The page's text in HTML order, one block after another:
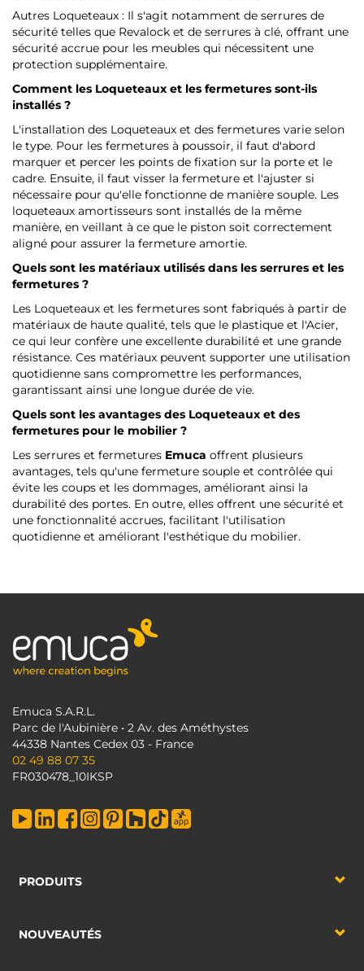
Autres Loqueteaux : Il s'agit notamment de serrures de
sécurité telles que Revalock et de serrures à clé, offrant une
sécurité accrue pour les meubles qui nécessitent une
protection supplémentaire.
Comment les Loqueteaux et les fermetures sont-ils
installés ?
L'installation des Loqueteaux et des fermetures varie selon
le type. Pour les fermetures à poussoir, il faut d'abord
marquer et percer les points de fixation sur la porte et le
cadre. Ensuite, il faut visser la fermeture et l'ajuster si
nécessaire pour qu'elle fonctionne de manière souple. Les
loqueteaux amortisseurs sont installés de la même
manière, en veillant à ce que le piston soit correctement
aligné pour assurer la fermeture amortie.
Quels sont les matériaux utilisés dans les serrures et les
fermetures ?
Les Loqueteaux et les fermetures sont fabriqués à partir de
matériaux de haute qualité, tels que le plastique et l'Acier,
ce qui leur confère une excellente durabilité et une grande
résistance. Ces matériaux peuvent supporter une utilisation
quotidienne sans compromettre les performances,
garantissant ainsi une longue durée de vie.
Quels sont les avantages des Loqueteaux et des
fermetures pour le mobilier ?
Les serrures et fermetures Emuca offrent plusieurs
avantages, tels qu'une fermeture souple et contrôlée qui
évite les coups et les dommages, améliorant ainsi la
durabilité des portes. En outre, elles offrent une sécurité et
une fonctionnalité accrues, facilitant l'utilisation
quotidienne et améliorant l'esthétique du mobilier.
Emuca S.A.R.L.
Parc de l'Aubinière • 2 Av. des Améthystes
44338 Nantes Cedex 03 - France
02 49 88 07 35
FR030478_10IKSP
PRODUITS
NOUVEAUTÉS